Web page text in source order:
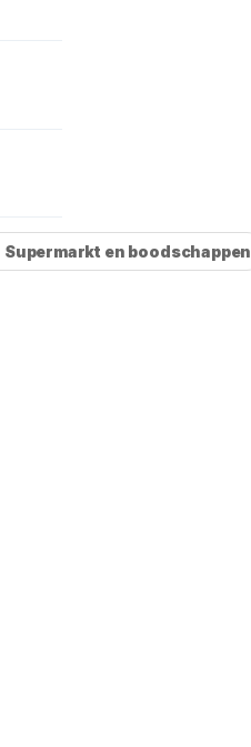
Supermarkt en boodschappen